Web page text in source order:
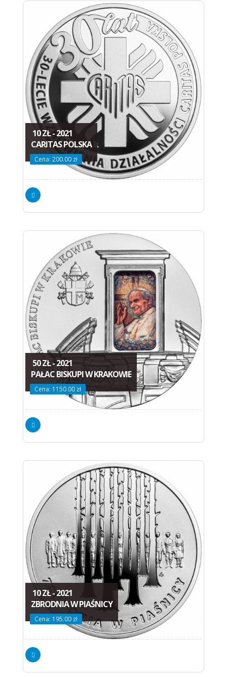
10 ZŁ - 2021
CARITAS POLSKA
Cena: 200.00 zł
50 ZŁ - 2021
PAŁAC BISKUPI W KRAKOWIE
Cena: 1150.00 zł
10 ZŁ - 2021
ZBRODNIA W PIAŚNICY
Cena: 195.00 zł